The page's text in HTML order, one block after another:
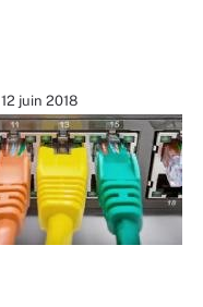
12 juin 2018